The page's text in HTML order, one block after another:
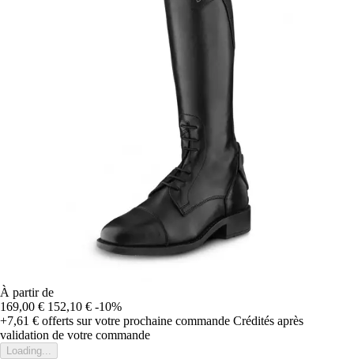
À partir de
169,00 € 152,10 € -10%
+7,61 € offerts sur votre prochaine commande Crédités après
validation de votre commande
Loading...